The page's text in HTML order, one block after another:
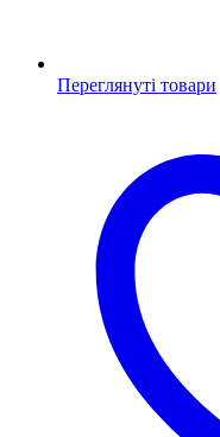
Переглянуті товари